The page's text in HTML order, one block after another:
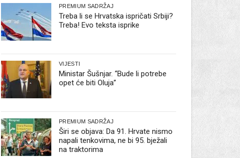
PREMIUM SADRŽAJ
Treba li se Hrvatska ispričati Srbiji?
Treba! Evo teksta isprike
VIJESTI
Ministar Šušnjar. “Bude li potrebe
opet će biti Oluja”
PREMIUM SADRŽAJ
Širi se objava: Da 91. Hrvate nismo
napali tenkovima, ne bi 95. bježali
na traktorima